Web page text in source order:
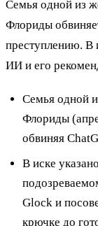
Семья одной из
Флориды
преступлению. В
ИИ и его
Семья одной
Флориды
обвиняя
В иске
Glock и
крючке до